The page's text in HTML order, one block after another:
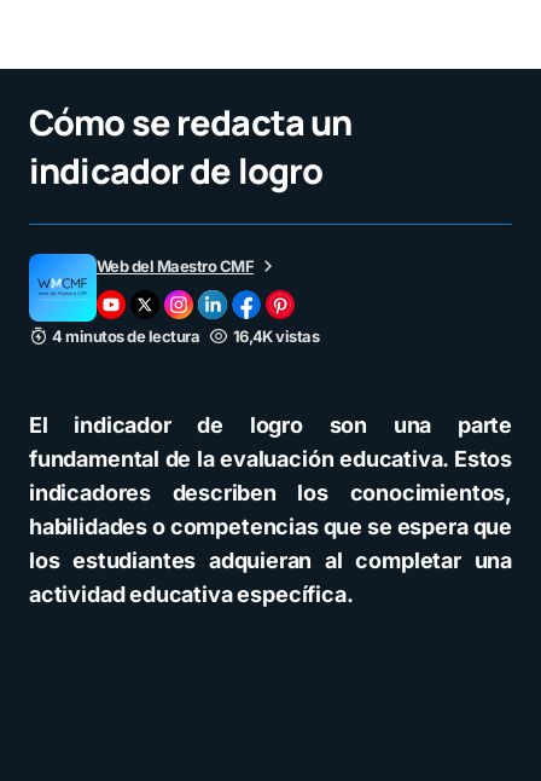
Cómo se redacta un
indicador de logro
Web del Maestro CMF
4 minutos de lectura 16,4K vistas
El indicador de logro son una parte
fundamental de la evaluación educativa. Estos
indicadores describen los conocimientos,
habilidades o competencias que se espera que
los estudiantes adquieran al completar una
actividad educativa específica.